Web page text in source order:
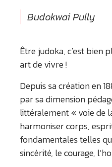
Budokwai Pully
Être judoka, c’est bien
art de vivre !
Depuis sa création en
par sa dimension
littéralement « voie de
harmoniser corps,
fondamentales telles
sincérité, le courage,